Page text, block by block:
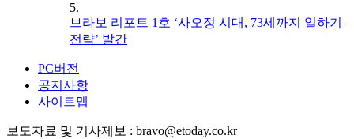
5.
브라보 리포트 1호 ‘사오정 시대, 73세까지 일하기
전략’ 발간
PC버전
공지사항
사이트맵
보도자료 및 기사제보 : bravo@etoday.co.kr